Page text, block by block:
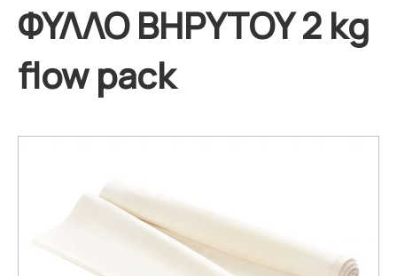
ΦΥΛΛΟ ΒΗΡΥΤΟΥ 2 kg
flow pack